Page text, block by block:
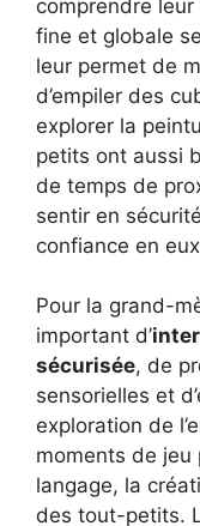
comprendre
fine et globale
leur permet de
d’empiler des
explorer la
petits ont aussi
de temps de
sentir en
confiance en
Pour la grand-
important d’
sécurisée, de
sensorielles et
exploration de
moments de jeu
langage, la
des tout-petits.